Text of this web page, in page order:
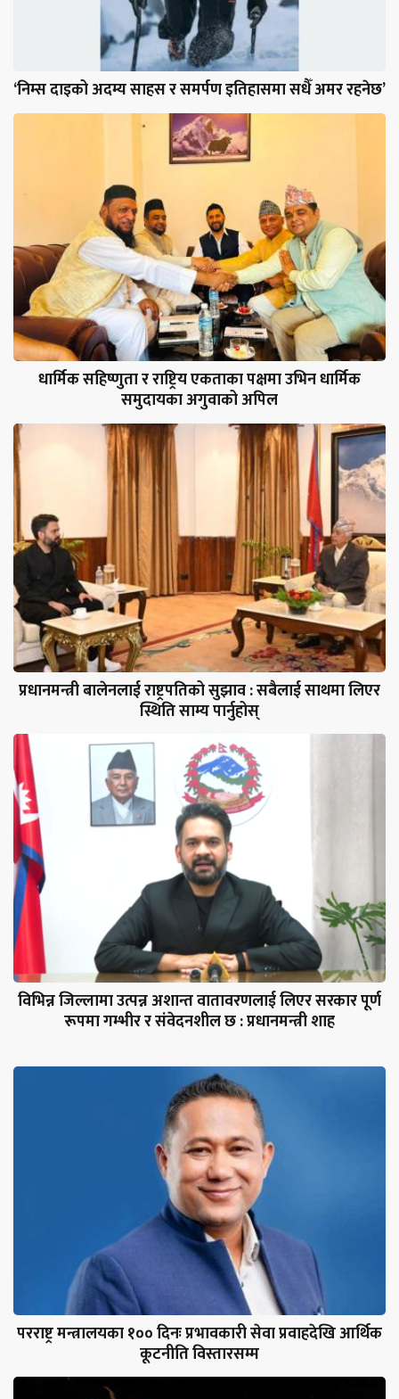
‘निम्स दाइको अदम्य साहस र समर्पण इतिहासमा सधैँ अमर रहनेछ’
धार्मिक सहिष्णुता र राष्ट्रिय एकताका पक्षमा उभिन धार्मिक
समुदायका अगुवाको अपिल
प्रधानमन्त्री बालेनलाई राष्ट्रपतिको सुझाव : सबैलाई साथमा लिएर
स्थिति साम्य पार्नुहोस्
विभिन्न जिल्लामा उत्पन्न अशान्त वातावरणलाई लिएर सरकार पूर्ण
रूपमा गम्भीर र संवेदनशील छ : प्रधानमन्त्री शाह
परराष्ट्र मन्त्रालयका १०० दिनः प्रभावकारी सेवा प्रवाहदेखि आर्थिक
कूटनीति विस्तारसम्म